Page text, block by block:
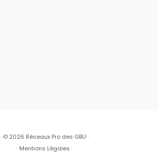
· © 2026 Réseaux Pro des GBU ·
· Mentions Légales ·